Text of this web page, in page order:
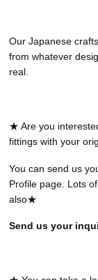
Our Japanese
from whatever
real.
★ Are you
fittings with your
You can send us
Profile page. Lots
also★
Send us your